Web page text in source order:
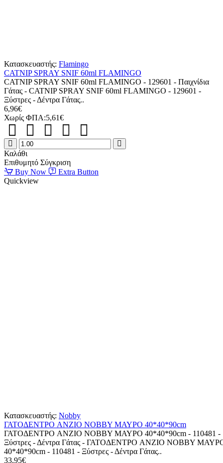
Κατασκευαστής: Flamingo
CATNIP SPRAY SNIF 60ml FLAMINGO
CATNIP SPRAY SNIF 60ml FLAMINGO - 129601 - Παιχνίδια
Γάτας - CATNIP SPRAY SNIF 60ml FLAMINGO - 129601 -
Ξύστρες - Δέντρα Γάτας..
6,96€
Χωρίς ΦΠΑ:5,61€
CATNIP
SPRAY
SNIF
60ml
FLAMINGO
Καλάθι
Επιθυμητό Σύγκριση
Buy Now
Extra Button
Quickview
Κατασκευαστής: Nobby
ΓΑΤΟΔΕΝΤΡΟ ANZIO NOBBY ΜΑΥΡΟ 40*40*90cm
ΓΑΤΟΔΕΝΤΡΟ ANZIO NOBBY ΜΑΥΡΟ 40*40*90cm - 110481 -
Ξύστρες - Δέντρα Γάτας - ΓΑΤΟΔΕΝΤΡΟ ANZIO NOBBY
40*40*90cm - 110481 - Ξύστρες - Δέντρα Γάτας..
33,95€